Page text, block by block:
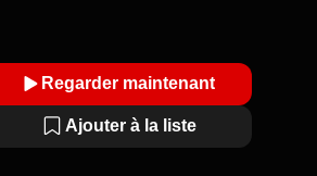
Regarder maintenant
Ajouter à la liste